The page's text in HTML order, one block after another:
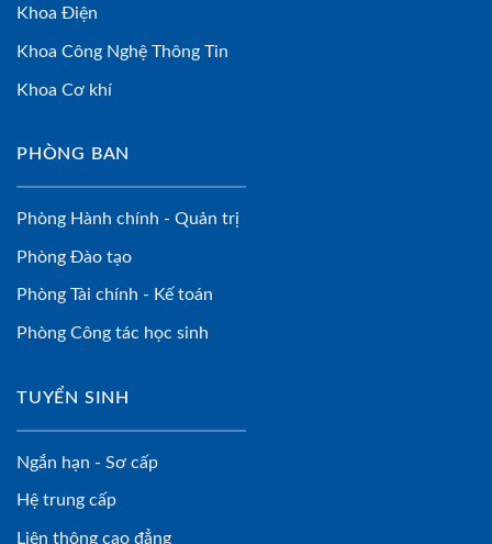
Khoa Điện
Khoa Công Nghệ Thông Tin
Khoa Cơ khí
PHÒNG BAN
Phòng Hành chính - Quản trị
Phòng Đào tạo
Phòng Tài chính - Kế toán
Phòng Công tác học sinh
TUYỂN SINH
Ngắn hạn - Sơ cấp
Hệ trung cấp
Liên thông cao đẳng